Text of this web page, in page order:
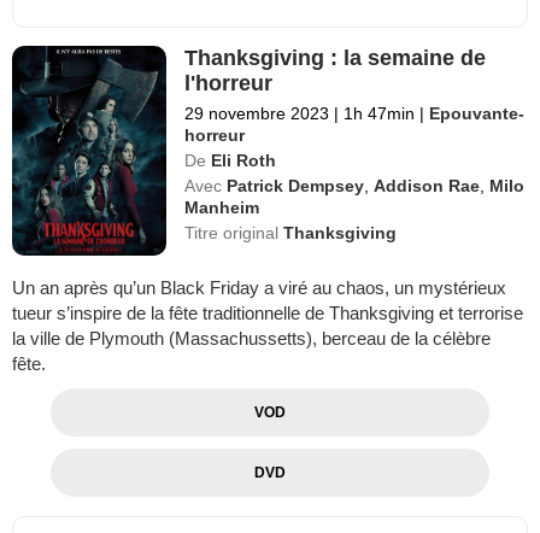
Thanksgiving : la semaine de
l'horreur
29 novembre 2023 | 1h 47min | Epouvante-
horreur
De Eli Roth
Avec Patrick Dempsey ,Addison Rae Milo
Manheim
Titre originalThanksgiving
Un an après qu’un Black Friday a viré au chaos, un mystérieux
tueur s’inspire de la fête traditionnelle de Thanksgiving et terrorise
la ville de Plymouth (Massachussetts), berceau de la célèbre
fête.
VOD
DVD